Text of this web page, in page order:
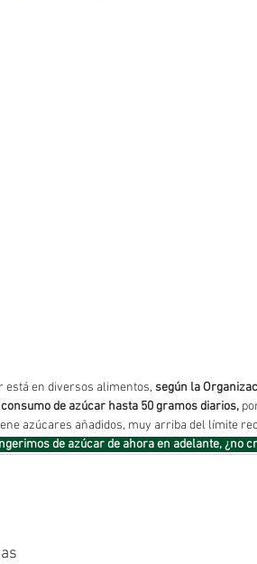
está en diversos alimentos, según la
de azúcar hasta 50 gramos diarios,
azúcares añadidos, muy arriba del límite
de azúcar de ahora en adelante, ¿no